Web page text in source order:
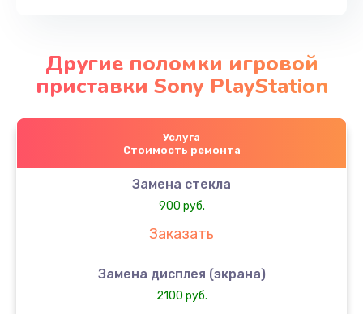
Другие поломки игровой
приставки Sony PlayStation
Услуга
Стоимость ремонта
Замена стекла
900 руб.
Заказать
Замена дисплея (экрана)
2100 руб.